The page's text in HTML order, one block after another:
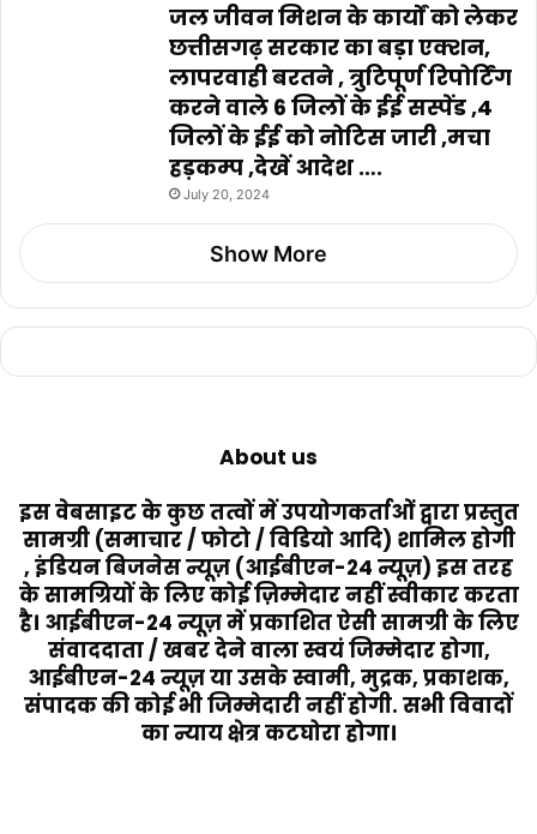
जल जीवन मिशन के कार्यों को लेकर
छत्तीसगढ़ सरकार का बड़ा एक्शन,
लापरवाही बरतने , त्रुटिपूर्ण रिपोर्टिंग
करने वाले 6 जिलों के ईई सस्पेंड ,4
जिलों के ईई को नोटिस जारी ,मचा
हड़कम्प ,देखें आदेश ….
July 20, 2024
Show More
About us
इस वेबसाइट के कुछ तत्वों में उपयोगकर्ताओं द्वारा प्रस्तुत
सामग्री (समाचार / फोटो / विडियो आदि) शामिल होगी
, इंडियन बिजनेस न्यूज़ (आईबीएन-24 न्यूज़) इस तरह
के सामग्रियों के लिए कोई ज़िम्मेदार नहीं स्वीकार करता
है। आईबीएन-24 न्यूज़ में प्रकाशित ऐसी सामग्री के लिए
संवाददाता / खबर देने वाला स्वयं जिम्मेदार होगा,
आईबीएन-24 न्यूज़ या उसके स्वामी, मुद्रक, प्रकाशक,
संपादक की कोई भी जिम्मेदारी नहीं होगी. सभी विवादों
का न्याय क्षेत्र कटघोरा होगा।